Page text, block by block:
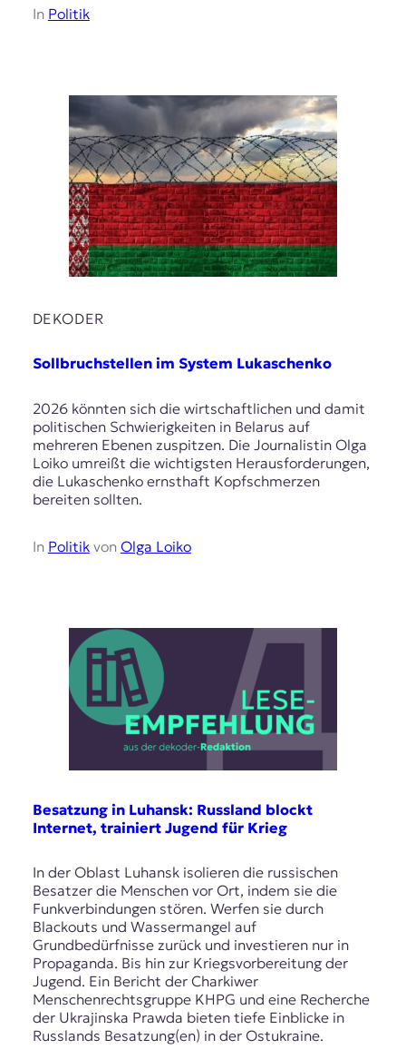
In Politik
DEKODER
Sollbruchstellen im System Lukaschenko
2026 könnten sich die wirtschaftlichen und damit
politischen Schwierigkeiten in Belarus auf
mehreren Ebenen zuspitzen. Die Journalistin Olga
Loiko umreißt die wichtigsten Herausforderungen,
die Lukaschenko ernsthaft Kopfschmerzen
bereiten sollten.
In Politikvon Olga Loiko
Besatzung in Luhansk: Russland blockt
Internet, trainiert Jugend für Krieg
In der Oblast Luhansk isolieren die russischen
Besatzer die Menschen vor Ort, indem sie die
Funkverbindungen stören. Werfen sie durch
Blackouts und Wassermangel auf
Grundbedürfnisse zurück und investieren nur in
Propaganda. Bis hin zur Kriegsvorbereitung der
Jugend. Ein Bericht der Charkiwer
Menschenrechtsgruppe KHPG und eine Recherche
der Ukrajinska Prawda bieten tiefe Einblicke in
Russlands Besatzung(en) in der Ostukraine.